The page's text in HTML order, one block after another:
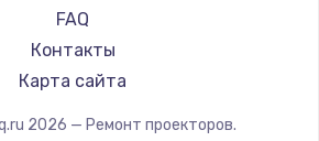
видеокарты
1600 руб.
Заказать
HITACHI
Panasonic
Hisense
FAQ
Контакты
Карта сайта
2026 — Ремонт проекторов.